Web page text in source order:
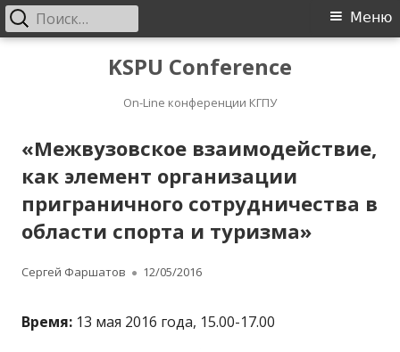
KSPU Conference
On-Line конференции КГПУ
Основное
Меню
Найти:
«Межвузовское взаимодействие,
как элемент организации
приграничного сотрудничества в
области спорта и туризма»
Автор
Сергей Фаршатов Опубликовано
12/05/2016
Время: 13 мая 2016 года, 15.00-17.00